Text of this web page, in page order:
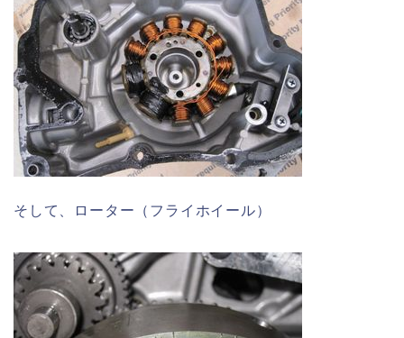
そして、ローター（フライホイール）